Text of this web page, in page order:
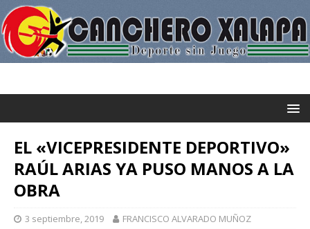
EL «VICEPRESIDENTE DEPORTIVO»
RAÚL ARIAS YA PUSO MANOS A LA
OBRA
3 septiembre, 2019 FRANCISCO ALVARADO MUÑOZ